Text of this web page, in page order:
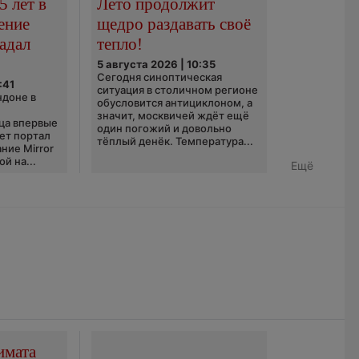
лет в
в
впервые
портал
Mirror
на...
Лето продолжит
щедро раздавать своё
тепло!
5 августа 2026 | 10:35
Сегодня синоптическая
ситуация в столичном регионе
обусловится антициклоном, а
значит, москвичей ждёт ещё
один погожий и довольно
тёплый денёк. Температура...
Ещё